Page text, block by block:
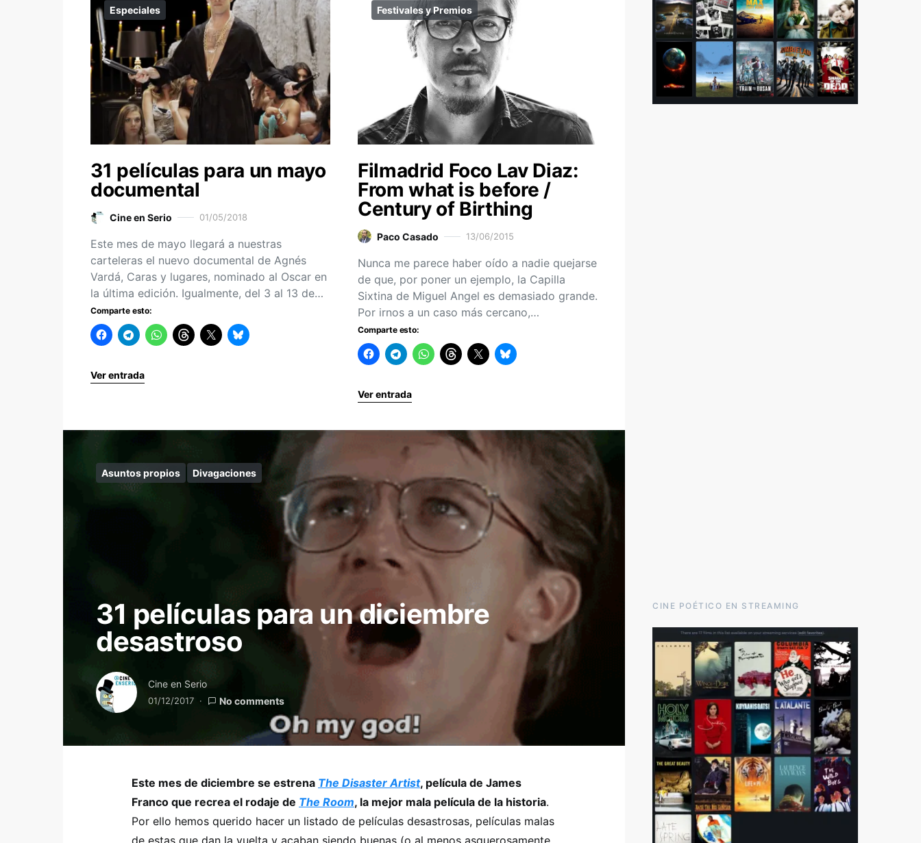
Especiales
31 películas para un mayo
documental
Cine en Serio 01/05/2018
Este mes de mayo llegará a nuestras
carteleras el nuevo documental de Agnés
Vardá, Caras y lugares, nominado al Oscar en
la última edición. Igualmente, del 3 al 13 de…
Comparte esto:
Ver entrada
Festivales y Premios
Filmadrid Foco Lav Diaz:
From what is before /
Century of Birthing
Paco Casado 13/06/2015
Nunca me parece haber oído a nadie quejarse
de que, por poner un ejemplo, la Capilla
Sixtina de Miguel Angel es demasiado grande.
Por irnos a un caso más cercano,…
Comparte esto:
Ver entrada
Asuntos propios Divagaciones
31 películas para un diciembre
desastroso
Cine en Serio
01/12/2017 No comments
Este mes de diciembre se estrena The Disaster Artist, película de James
Franco que recrea el rodaje de The Room, la mejor mala película de la historia.
Por ello hemos querido hacer un listado de películas desastrosas, películas malas
de estas que dan la vuelta y acaban siendo buenas (o al menos asquerosamente
CINE POÉTICO EN STREAMING